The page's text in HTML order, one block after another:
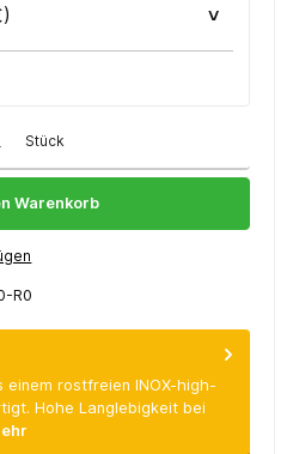
Stück
Warenkorb
R0
einem rostfreien INOX-high-
Hohe Langlebigkeit bei